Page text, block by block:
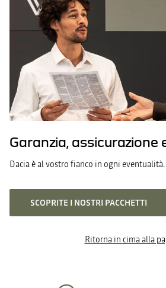
Garanzia, assicurazione
Dacia è al vostro fianco in ogni eventualità.
SCOPRITE I NOSTRI PACCHETTI
Ritorna in cima alla